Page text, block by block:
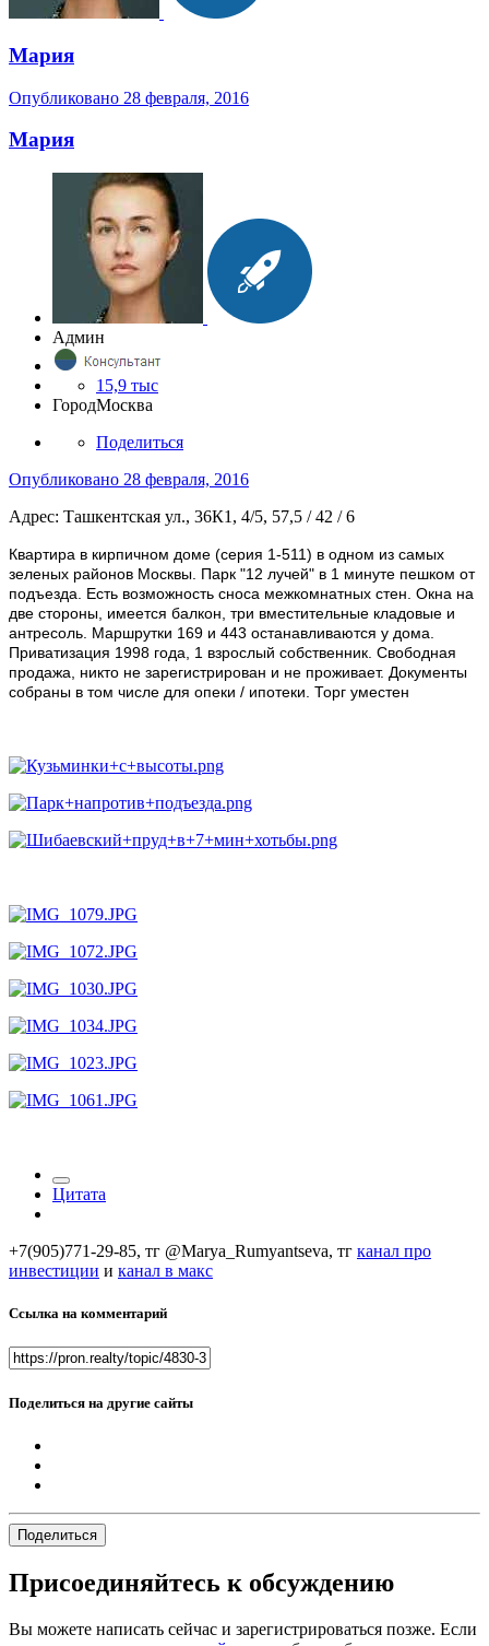
Мария
Опубликовано 28 февраля, 2016
Мария
Админ
15,9 тыс
ГородМосква
Поделиться
Опубликовано 28 февраля, 2016
Адрес: Ташкентская ул., 36К1, 4/5, 57,5 / 42 / 6
Квартира в кирпичном доме (серия 1-511) в одном из самых
зеленых районов Москвы. Парк "12 лучей" в 1 минуте пешком от
подъезда. Есть возможность сноса межкомнатных стен. Окна на
две стороны, имеется балкон, три вместительные кладовые и
антресоль. Маршрутки 169 и 443 останавливаются у дома.
Приватизация 1998 года, 1 взрослый собственник. Свободная
продажа, никто не зарегистрирован и не проживает. Документы
собраны в том числе для опеки / ипотеки. Торг уместен
Цитата
+7(905)771-29-85, тг @Marya_Rumyantseva, тг канал про
инвестиции и канал в макс
Ссылка на комментарий
Поделиться на другие сайты
Поделиться
Присоединяйтесь к обсуждению
Вы можете написать сейчас и зарегистрироваться позже. Если